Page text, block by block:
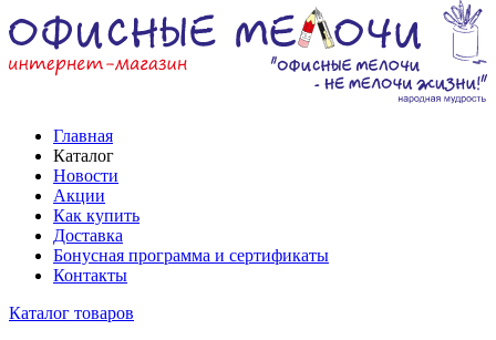
Главная
Каталог
Новости
Акции
Как купить
Доставка
Бонусная программа и сертификаты
Контакты
Каталог товаров